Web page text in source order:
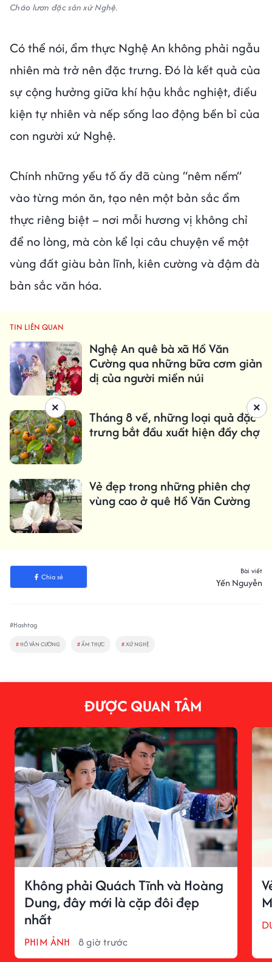
Cháo lươn đặc sản xứ Nghệ.
Có thể nói, ẩm thực Nghệ An không phải ngẫu
nhiên mà trở nên đặc trưng. Đó là kết quả của
sự cộng hưởng giữa khí hậu khắc nghiệt, điều
kiện tự nhiên và nếp sống lao động bền bỉ của
con người xứ Nghệ.
Chính những yếu tố ấy đã cùng “nêm nếm”
vào từng món ăn, tạo nên một bản sắc ẩm
thực riêng biệt – nơi mỗi hương vị không chỉ
để no lòng, mà còn kể lại câu chuyện về một
vùng đất giàu bản lĩnh, kiên cường và đậm đà
bản sắc văn hóa.
TIN LIÊN QUAN
Nghệ An quê bà xã Hồ Văn
Cường qua những bữa cơm giản
dị của người miền núi
Tháng 8 về, những loại quả đặc
trưng bắt đầu xuất hiện đầy chợ
Vẻ đẹp trong những phiên chợ
vùng cao ở quê Hồ Văn Cường
Chia sẻ
Bài viết
Yến Nguyễn
#Hashtag
# HỒ VĂN CƯỜNG #ẨM THỰC #XỨ NGHỆ
ĐƯỢC QUAN TÂM
Không phải Quách Tĩnh và Hoàng
Dung, đây mới là cặp đôi đẹp
nhất
PHIM ẢNH 8 giờ trước
×
×